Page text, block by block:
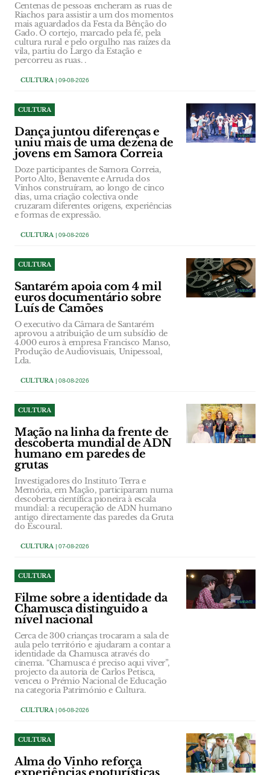
Centenas de pessoas encheram as ruas de
Riachos para assistir a um dos momentos
mais aguardados da Festa da Bênção do
Gado. O cortejo, marcado pela fé, pela
cultura rural e pelo orgulho nas raízes da
vila, partiu do Largo da Estação e
percorreu as ruas. .
CULTURA| 09-08-2026
CULTURA
Dança juntou diferenças e
uniu mais de uma dezena de
jovens em Samora Correia
Doze participantes de Samora Correia,
Porto Alto, Benavente e Arruda dos
Vinhos construíram, ao longo de cinco
dias, uma criação colectiva onde
cruzaram diferentes origens, experiências
e formas de expressão.
CULTURA| 09-08-2026
CULTURA
Santarém apoia com 4 mil
euros documentário sobre
Luís de Camões
O executivo da Câmara de Santarém
aprovou a atribuição de um subsídio de
4.000 euros à empresa Francisco Manso,
Produção de Audiovisuais, Unipessoal,
Lda.
CULTURA| 08-08-2026
CULTURA
Mação na linha da frente de
descoberta mundial de ADN
humano em paredes de
grutas
Investigadores do Instituto Terra e
Memória, em Mação, participaram numa
descoberta científica pioneira à escala
mundial: a recuperação de ADN humano
antigo directamente das paredes da Gruta
do Escoural.
CULTURA| 07-08-2026
CULTURA
Filme sobre a identidade da
Chamusca distinguido a
nível nacional
Cerca de 300 crianças trocaram a sala de
aula pelo território e ajudaram a contar a
identidade da Chamusca através do
cinema. “Chamusca é preciso aqui viver”,
projecto da autoria de Carlos Petisca,
venceu o Prémio Nacional de Educação
na categoria Património e Cultura.
CULTURA| 06-08-2026
CULTURA
Alma do Vinho reforça